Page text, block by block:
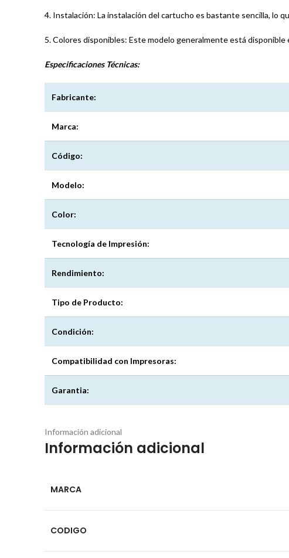
4. Instalación: La instalación del cartucho es bastante sencilla, lo
5. Colores disponibles: Este modelo generalmente está
Especificaciones Técnicas:
Fabricante:
Marca:
Código:
Modelo:
Color:
Tecnología de Impresión:
Rendimiento:
Tipo de Producto:
Condición:
Compatibilidad con Impresoras:
Garantia:
Información adicional
Información adicional
MARCA
CODIGO